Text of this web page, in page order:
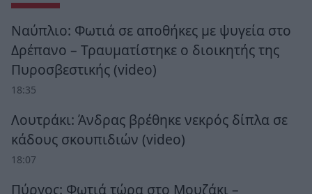
Ναύπλιο: Φωτιά σε αποθήκες με ψυγεία στο
Δρέπανο – Τραυματίστηκε ο διοικητής της
Πυροσβεστικής (video)
18:35
Λουτράκι: Άνδρας βρέθηκε νεκρός δίπλα σε
κάδους σκουπιδιών (video)
18:07
Πύργος: Φωτιά τώρα στο Μουζάκι –